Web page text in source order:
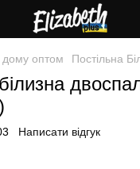
дому оптом Постільна
Написати відгук